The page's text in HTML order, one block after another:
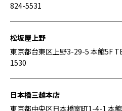
824-5531
松坂屋上野
東京都台東区上野3-29-5 本館5F
1530
日本橋三越本店
東京都中央区日本橋室町1-4-1 本